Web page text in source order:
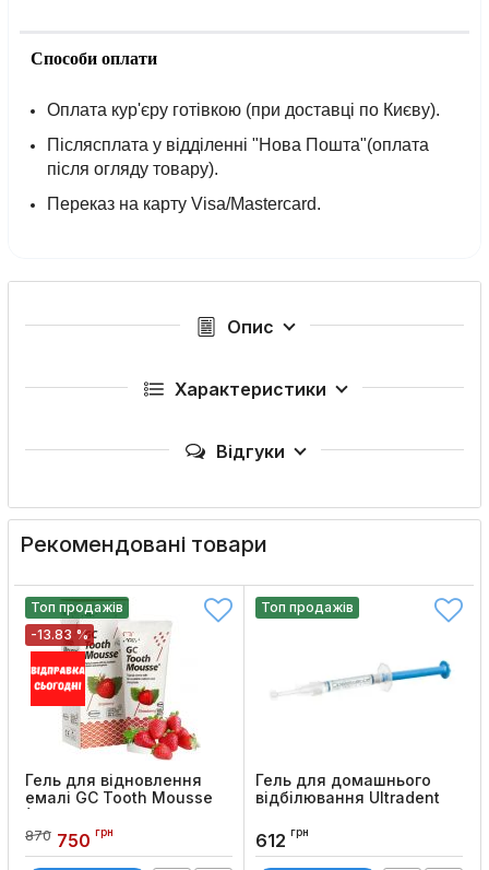
Способи оплати
Оплата кур'єру готівкою (при доставці по Києву).
Післясплата у відділенні "Нова Пошта"(оплата
після огляду товару).
Переказ на карту Visa/Mastercard.
Опис
Характеристики
Відгуки
Рекомендовані товари
Топ продажів
-13.83 %
Гель для відновлення
емалі GC Tooth Mousse
(35 мл)
Код товару: 55
870 750 грн
Топ продажів
Гель для домашнього
відбілювання Ultradent
Код товару:
612 грн